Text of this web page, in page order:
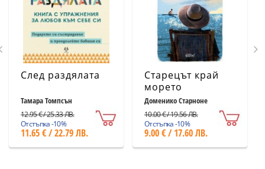
След раздялата
Тамара Томпсън
12.95 € / 25.33 ЛВ.
Отстъпка -10%
11.65 € / 22.79 ЛВ.
Старецът край
морето
Доменико Старноне
10.00 € / 19.56 ЛВ.
Отстъпка -10%
9.00 € / 17.60 ЛВ.